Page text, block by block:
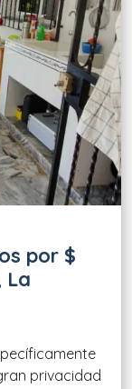
por $
La
privacidad